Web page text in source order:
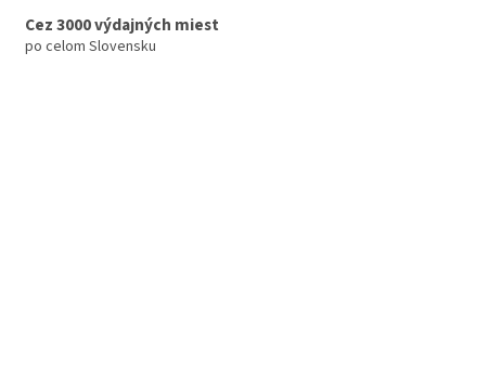
Cez 3000 výdajných miest
po celom Slovensku